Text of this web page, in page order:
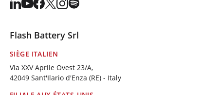
Flash Battery Srl
SIÈGE ITALIEN
Via XXV Aprile Ovest 23/A,
42049 Sant'Ilario d'Enza (RE) - Italy